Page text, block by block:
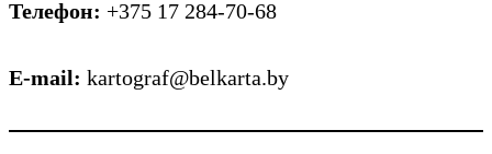
Телефон: +375 17 284-70-68
E-mail: kartograf@belkarta.by